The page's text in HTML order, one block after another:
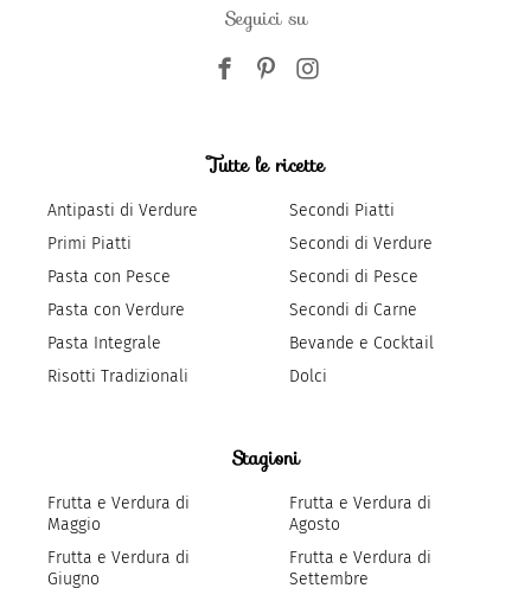
Seguici su
Tutte le ricette
Antipasti di Verdure
Primi Piatti
Pasta con Pesce
Pasta con Verdure
Pasta Integrale
Risotti Tradizionali
Secondi Piatti
Secondi di Verdure
Secondi di Pesce
Secondi di Carne
Bevande e Cocktail
Dolci
Stagioni
Frutta e Verdura di
Maggio
Frutta e Verdura di
Giugno
Frutta e Verdura di
Agosto
Frutta e Verdura di
Settembre